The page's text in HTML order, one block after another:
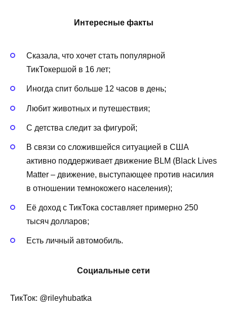
Интересные факты
Сказала, что хочет стать популярной
ТикТокершой в 16 лет;
Иногда спит больше 12 часов в день;
Любит животных и путешествия;
С детства следит за фигурой;
В связи со сложившейся ситуацией в США
активно поддерживает движение BLM (Black Lives
Matter – движение, выступающее против насилия
в отношении темнокожего населения);
Её доход с ТикТока составляет примерно 250
тысяч долларов;
Есть личный автомобиль.
Социальные сети
ТикТок: @rileyhubatka